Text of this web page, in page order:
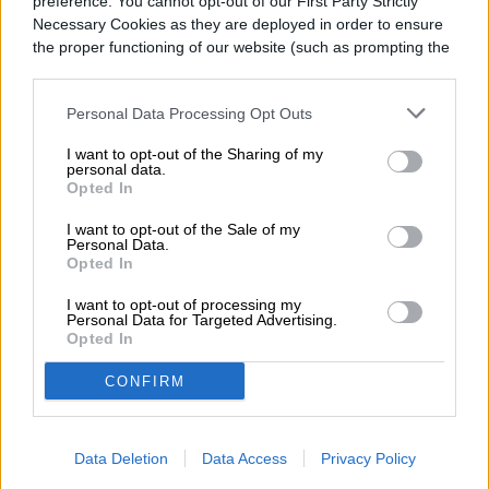
Necessary Cookies as they are deployed in order to ensure
the proper functioning of our website (such as prompting the
Personal Data Processing Opt Outs
I want to opt-out of the Sharing of my
personal data.
Opted In
I want to opt-out of the Sale of my
Personal Data.
Opted In
I want to opt-out of processing my
Personal Data for Targeted Advertising.
Opted In
CONFIRM
Data Deletion Data Access Privacy Policy
la Tierra de asteroides
asesinos
La NASA está a punto de lanzar